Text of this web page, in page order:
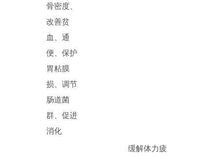
骨密度、
改善贫
血、通
便、保护
胃粘膜
损、调节
肠道菌
群、促进
消化
缓解体力疲